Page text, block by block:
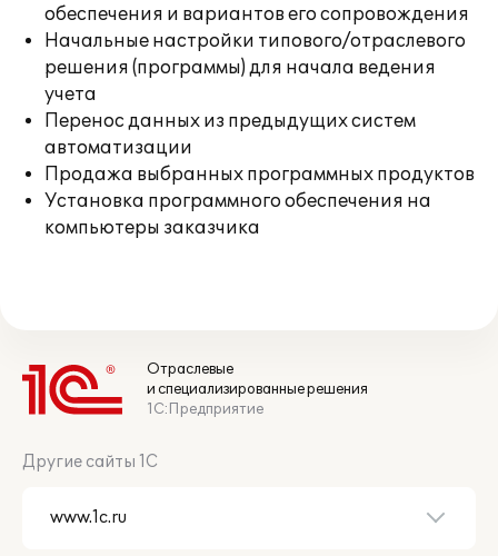
обеспечения и вариантов его сопровождения
Начальные настройки типового/отраслевого
решения (программы) для начала ведения
учета
Перенос данных из предыдущих систем
автоматизации
Продажа выбранных программных продуктов
Установка программного обеспечения на
компьютеры заказчика
Отраслевые
и специализированные решения
1С:Предприятие
Другие сайты 1С